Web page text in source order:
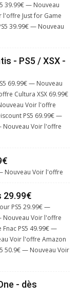
39.99€ — Nouveau
l'offre Just for Game
39.99€ — Nouveau
- PS5 / XSX -
69.99€ — Nouveau
Cultura XSX 69.99€
Voir l'offre
PS5 69.99€ —
Nouveau Voir l'offre
Nouveau Voir l'offre
29.99€
PS5 29.99€ —
Nouveau Voir l'offre
PS5 49.99€ —
Voir l'offre Amazon
50.9€ — Nouveau Voir
- dès